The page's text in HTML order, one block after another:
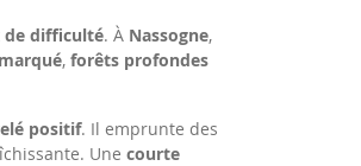
de difficulté. À Nassogne,
,forêts profondes
positif. Il emprunte des
Unecourte